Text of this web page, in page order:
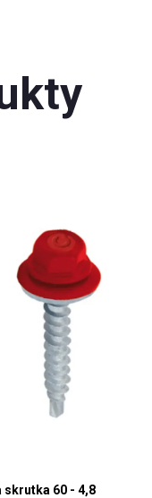
skrutka 60 - 4,8